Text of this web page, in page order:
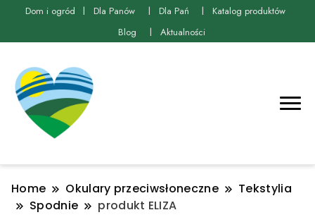
Dom i ogród Dla Panów Dla Pań
Katalog produktów
Blog
Aktualności
Home Okulary przeciwsłoneczne
Tekstylia
Spodnie
produkt ELIZA